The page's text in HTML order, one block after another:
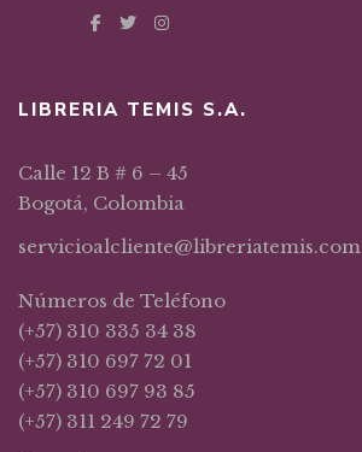
LIBRERIA TEMIS S.A.
Calle 12 B # 6 – 45
Bogotá, Colombia
servicioalcliente@libreriatemis.com
Números de Teléfono
(+57) 310 335 34 38
(+57) 310 697 72 01
(+57) 310 697 93 85
(+57) 311 249 72 79